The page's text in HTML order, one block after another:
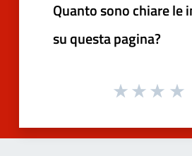
Quanto sono chiare le
su questa pagina?